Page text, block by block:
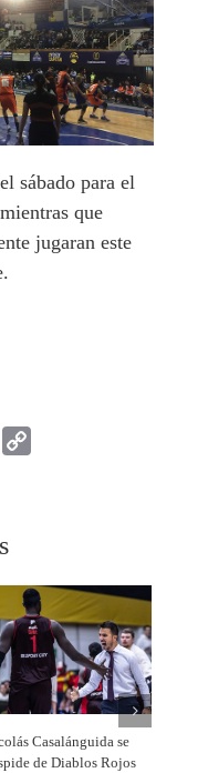
sábado para el
que
jugaran este
WhatsApp
Casalánguida se
de Diablos Rojos